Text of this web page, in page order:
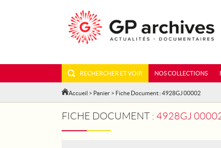
RECHERCHER ET VOIR NOS COLLECTIONS
Accueil > Panier > Fiche Document : 4928GJ 00002
FICHE DOCUMENT : 4928GJ